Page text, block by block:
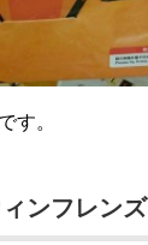
す。
ンフレンズ